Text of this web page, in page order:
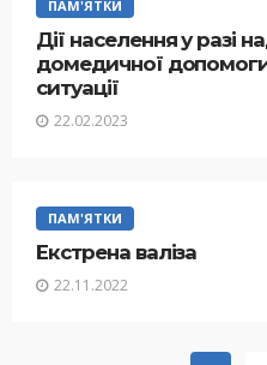
ПАМ'ЯТКИ
Дії населення у разі
домедичної
ситуації
22.02.2023
ПАМ'ЯТКИ
Екстрена валіза
22.11.2022